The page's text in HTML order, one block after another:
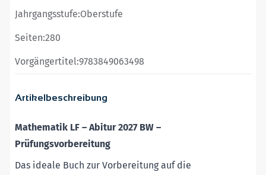
Artikelbeschreibung
Mathematik LF – Abitur 2027 BW –
Prüfungsvorbereitung
Das ideale Buch zur Vor­bereitung auf die
Jahrgangsstufe:Oberstufe
Seiten:280
Vorgängertitel:9783849063498